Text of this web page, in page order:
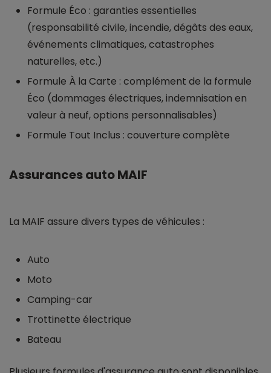
Formule Éco : garanties essentielles
(responsabilité civile, incendie, dégâts des eaux,
événements climatiques, catastrophes
naturelles, etc.)
Formule À la Carte : complément de la formule
Éco (dommages électriques, indemnisation en
valeur à neuf, options personnalisables)
Formule Tout Inclus : couverture complète
Assurances auto MAIF
La MAIF assure divers types de véhicules :
Auto
Moto
Camping-car
Trottinette électrique
Bateau